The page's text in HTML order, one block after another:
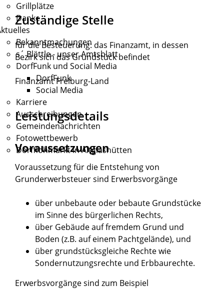
Grillplätze
Danke
Bekanntmachungen
s´ Blättle - unser Amtsblatt
DorfFunk und Social Media
DorfFunk
Social Media
Karriere
Ausschreibungen
Gemeindenachrichten
Fotowettbewerb
Dorfflohmarkt in Altglashütten
Zuständige Stelle
für die Besteuerung: das Finanzamt, in dessen
Bezirk sich das Grundstück befindet
Finanzamt Freiburg-Land
Leistungsdetails
Voraussetzungen
Voraussetzung für die Entstehung von
Grunderwerbsteuer sind Erwerbsvorgänge
über unbebaute oder bebaute Grundstücke
im Sinne des bürgerlichen Rechts,
über Gebäude auf fremdem Grund und
Boden (z.B. auf einem Pachtgelände), und
über grundstücksgleiche Rechte wie
Sondernutzungsrechte und Erbbaurechte.
Erwerbsvorgänge sind zum Beispiel